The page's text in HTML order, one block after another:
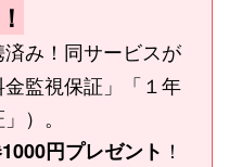
済み！同サービスが
監視保証」「１年
）。
円プレゼント ！